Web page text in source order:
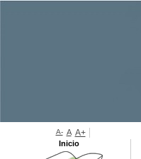
A- A A+
Inicio